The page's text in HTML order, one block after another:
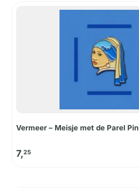
Vermeer – Meisje met de Parel Pin
7,25